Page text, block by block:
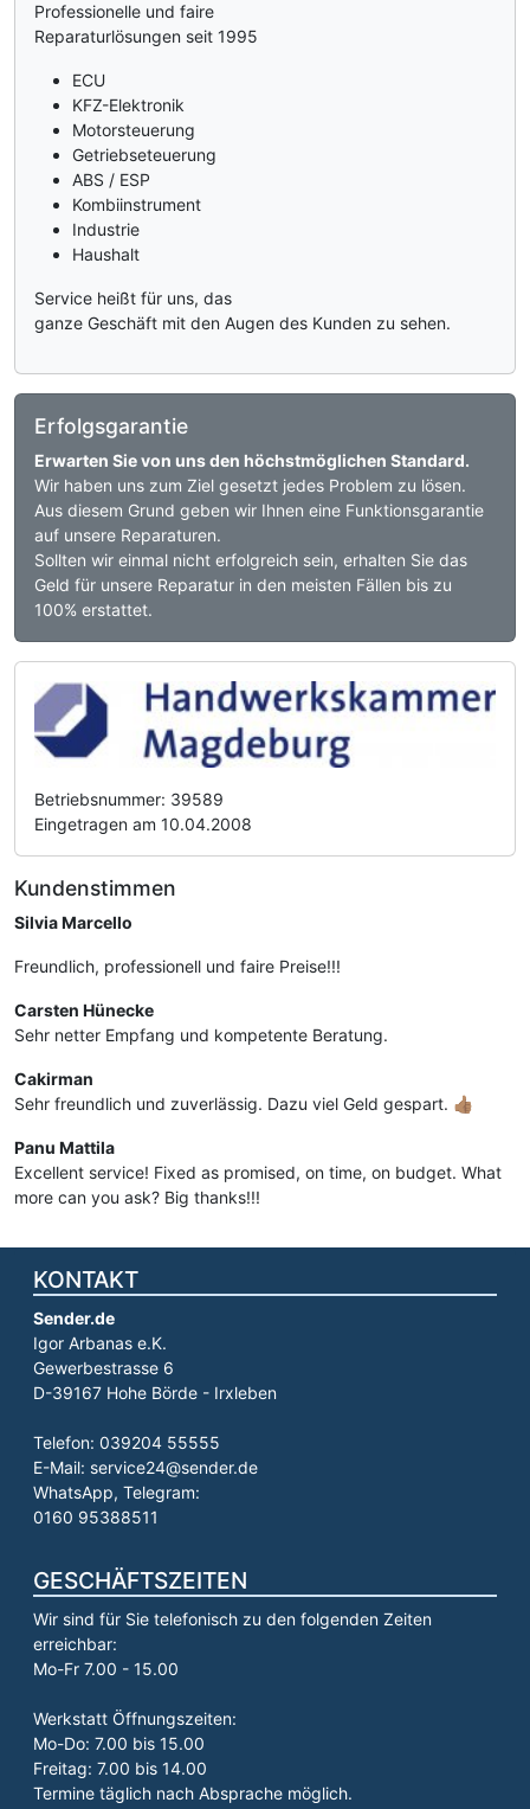
Professionelle und faire
Reparaturlösungen seit 1995
ECU
KFZ-Elektronik
Motorsteuerung
Getriebseteuerung
ABS / ESP
Kombiinstrument
Industrie
Haushalt
Service heißt für uns, das
ganze Geschäft mit den Augen des Kunden zu sehen.
Erfolgsgarantie
Erwarten Sie von uns den höchstmöglichen Standard.
Wir haben uns zum Ziel gesetzt jedes Problem zu lösen.
Aus diesem Grund geben wir Ihnen eine Funktionsgarantie
auf unsere Reparaturen.
Sollten wir einmal nicht erfolgreich sein, erhalten Sie das
Geld für unsere Reparatur in den meisten Fällen bis zu
100% erstattet.
Betriebsnummer: 39589
Eingetragen am 10.04.2008
Kundenstimmen
Silvia Marcello
Freundlich, professionell und faire Preise!!!
Carsten Hünecke
Sehr netter Empfang und kompetente Beratung.
Cakirman
Sehr freundlich und zuverlässig. Dazu viel Geld gespart. 👍🏽
Panu Mattila
Excellent service! Fixed as promised, on time, on budget. What
more can you ask? Big thanks!!!
KONTAKT
Sender.de
Igor Arbanas e.K.
Gewerbestrasse 6
D-39167 Hohe Börde - Irxleben
Telefon: 039204 55555
E-Mail: service24@sender.de
WhatsApp, Telegram:
0160 95388511
GESCHÄFTSZEITEN
Wir sind für Sie telefonisch zu den folgenden Zeiten
erreichbar:
Mo-Fr 7.00 - 15.00
Werkstatt Öffnungszeiten:
Mo-Do: 7.00 bis 15.00
Freitag: 7.00 bis 14.00
Termine täglich nach Absprache möglich.